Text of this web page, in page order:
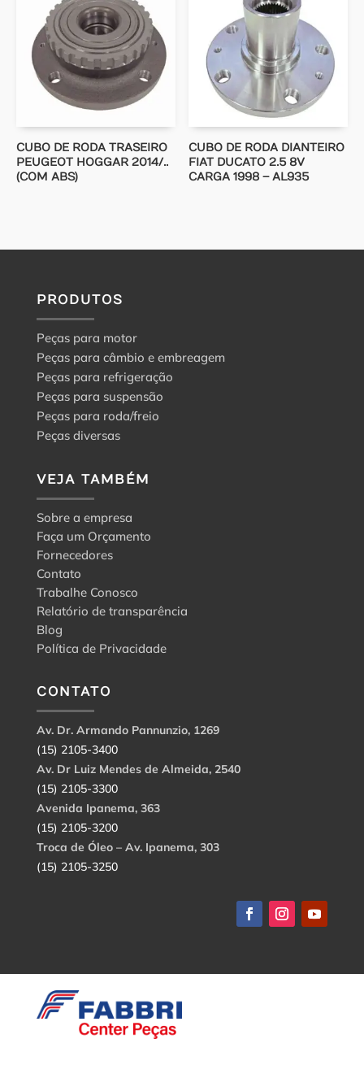
CUBO DE RODA TRASEIRO
PEUGEOT HOGGAR 2014/..
(COM ABS)
CUBO DE RODA DIANTEIRO
FIAT DUCATO 2.5 8V
CARGA 1998 – AL935
PRODUTOS
Peças para motor
Peças para câmbio e embreagem
Peças para refrigeração
Peças para suspensão
Peças para roda/freio
Peças diversas
VEJA TAMBÉM
Sobre a empresa
Faça um Orçamento
Fornecedores
Contato
Trabalhe Conosco
Relatório de transparência
Blog
Política de Privacidade
CONTATO
Av. Dr. Armando Pannunzio, 1269
(15) 2105-3400
Av. Dr Luiz Mendes de Almeida, 2540
(15) 2105-3300
Avenida Ipanema, 363
(15) 2105-3200
Troca de Óleo – Av. Ipanema, 303
(15) 2105-3250